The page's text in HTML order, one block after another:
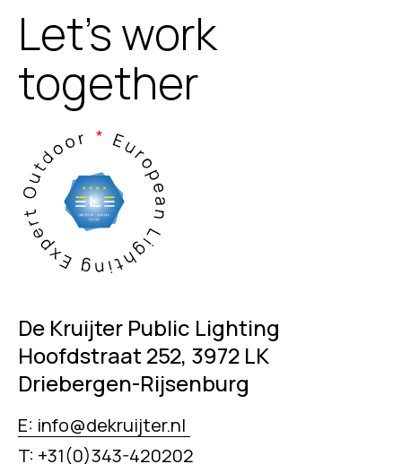
Let's work
together
De Kruijter Public Lighting
Hoofdstraat 252, 3972 LK
Driebergen-Rijsenburg
E: info@dekruijter.nl
T: +31(0)343-420202